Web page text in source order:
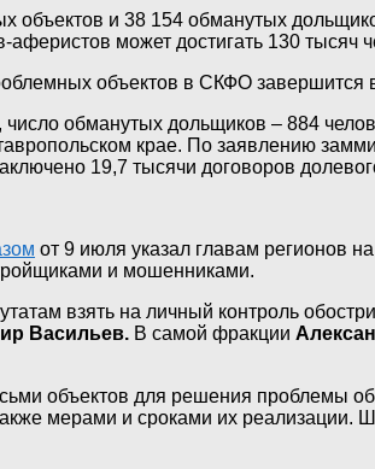
объектов и 38 154 обманутых
может достигать 130 тысяч
объектов в СКФО завершится
обманутых дольщиков – 884
крае. По заявлению
19,7 тысячи договоров
от 9 июля указал главам регионов
и мошенниками.
взять на личный контроль
Васильев. В самой фракции
объектов для решения проблемы
мерами и сроками их реализации.